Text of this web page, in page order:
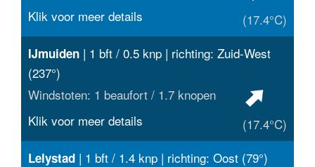
(17.4°C)
Klik voor meer details
IJmuiden | 1 bft / 0.5 knp | richting: Zuid-West
(237°)
Windstoten: 1 beaufort / 1.7 knopen
(17.4°C)
Klik voor meer details
Lelystad | 1 bft / 1.4 knp | richting: Oost (79°)